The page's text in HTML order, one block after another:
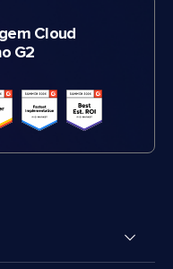
Cloud
G2